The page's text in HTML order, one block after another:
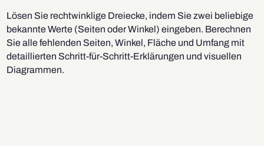
Lösen Sie rechtwinklige Dreiecke, indem Sie zwei beliebige
bekannte Werte (Seiten oder Winkel) eingeben. Berechnen
Sie alle fehlenden Seiten, Winkel, Fläche und Umfang mit
detaillierten Schritt-für-Schritt-Erklärungen und visuellen
Diagrammen.